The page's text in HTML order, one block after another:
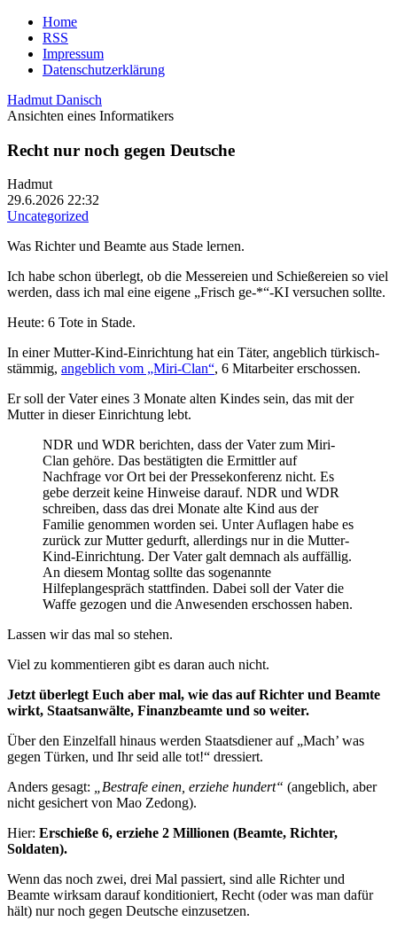
Home
RSS
Impressum
Datenschutzerklärung
Hadmut Danisch
Ansichten eines Informatikers
Recht nur noch gegen Deutsche
Hadmut
29.6.2026 22:32
Uncategorized
Was Richter und Beamte aus Stade lernen.
Ich habe schon überlegt, ob die Messereien und Schießereien so viel
werden, dass ich mal eine eigene „Frisch ge-*“-KI versuchen sollte.
Heute: 6 Tote in Stade.
In einer Mutter-Kind-Einrichtung hat ein Täter, angeblich türkisch-
stämmig, angeblich vom „Miri-Clan“, 6 Mitarbeiter erschossen.
Er soll der Vater eines 3 Monate alten Kindes sein, das mit der
Mutter in dieser Einrichtung lebt.
NDR und WDR berichten, dass der Vater zum Miri-
Clan gehöre. Das bestätigten die Ermittler auf
Nachfrage vor Ort bei der Pressekonferenz nicht. Es
gebe derzeit keine Hinweise darauf. NDR und WDR
schreiben, dass das drei Monate alte Kind aus der
Familie genommen worden sei. Unter Auflagen habe es
zurück zur Mutter gedurft, allerdings nur in die Mutter-
Kind-Einrichtung. Der Vater galt demnach als auffällig.
An diesem Montag sollte das sogenannte
Hilfeplangespräch stattfinden. Dabei soll der Vater die
Waffe gezogen und die Anwesenden erschossen haben.
Lassen wir das mal so stehen.
Viel zu kommentieren gibt es daran auch nicht.
Jetzt überlegt Euch aber mal, wie das auf Richter und Beamte
wirkt, Staatsanwälte, Finanzbeamte und so weiter.
Über den Einzelfall hinaus werden Staatsdiener auf „Mach’ was
gegen Türken, und Ihr seid alle tot!“ dressiert.
Anders gesagt: „Bestrafe einen, erziehe hundert“ (angeblich, aber
nicht gesichert von Mao Zedong).
Hier: Erschieße 6, erziehe 2 Millionen (Beamte, Richter,
Soldaten).
Wenn das noch zwei, drei Mal passiert, sind alle Richter und
Beamte wirksam darauf konditioniert, Recht (oder was man dafür
hält) nur noch gegen Deutsche einzusetzen.